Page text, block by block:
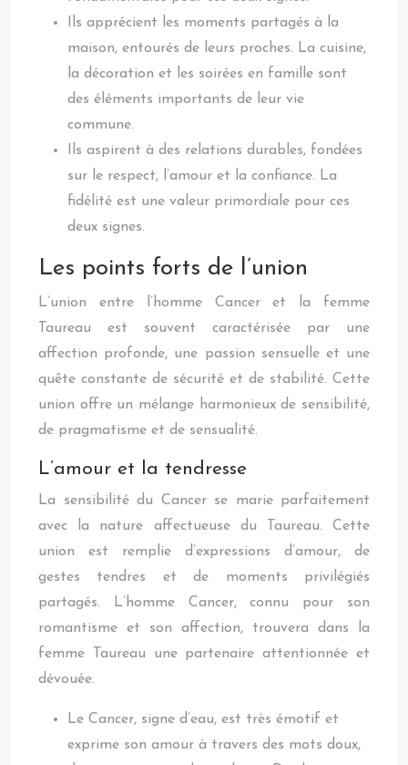
Ils apprécient les moments partagés à la
maison, entourés de leurs proches. La cuisine,
la décoration et les soirées en famille sont
des éléments importants de leur vie
commune.
Ils aspirent à des relations durables, fondées
sur le respect, l’amour et la confiance. La
fidélité est une valeur primordiale pour ces
deux signes.
Les points forts de l’union
L’union entre l’homme Cancer et la femme
Taureau est souvent caractérisée par une
affection profonde, une passion sensuelle et une
quête constante de sécurité et de stabilité. Cette
union offre un mélange harmonieux de sensibilité,
de pragmatisme et de sensualité.
L’amour et la tendresse
La sensibilité du Cancer se marie parfaitement
avec la nature affectueuse du Taureau. Cette
union est remplie d’expressions d’amour, de
gestes tendres et de moments privilégiés
partagés. L’homme Cancer, connu pour son
romantisme et son affection, trouvera dans la
femme Taureau une partenaire attentionnée et
dévouée.
Le Cancer, signe d’eau, est très émotif et
exprime son amour à travers des mots doux,